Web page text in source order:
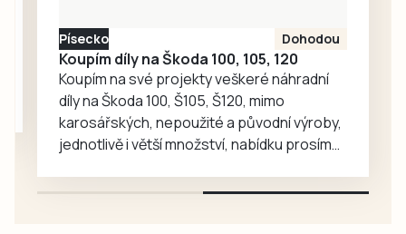
Písecko Dohodou
Koupím díly na Škoda 100, 105, 120
Koupím na své projekty veškeré náhradní
díly na Škoda 100, Š105, Š120, mimo
karosářských, nepoužité a původní výroby,
jednotlivě i větší množství, nabídku prosím